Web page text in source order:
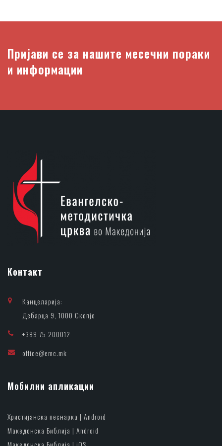
Пријави се за нашите месечни пораки
и информации
Контакт
Канцеларија:
Дебарца 9, 1000 Скопје
+389 75 200012
office@emc.mk
Мобилни апликации
Христијанска песнарка | Android
Македонска Библија | Android